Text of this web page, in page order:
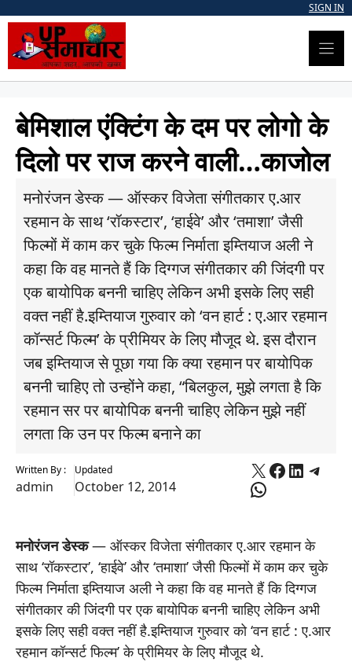
content
SIGN IN
बेमिशाल एंक्टिंग के दम पर लोगो के
दिलो पर राज करने वाली…काजोल
मनोरंजन डेस्क — ऑस्कर विजेता संगीतकार ए.आर
रहमान के साथ ‘रॉकस्टार’, ‘हाईवे’ और ‘तमाशा’ जैसी
फिल्मों में काम कर चुके फिल्म निर्माता इम्तियाज अली ने
कहा कि वह मानते हैं कि दिग्गज संगीतकार की जिंदगी पर
एक बायोपिक बननी चाहिए लेकिन अभी इसके लिए सही
वक्त नहीं है.इम्तियाज गुरुवार को ‘वन हार्ट : ए.आर रहमान
कॉन्सर्ट फिल्म’ के प्रीमियर के लिए मौजूद थे. इस दौरान
जब इम्तियाज से पूछा गया कि क्या रहमान पर बायोपिक
बननी चाहिए तो उन्होंने कहा, “बिलकुल, मुझे लगता है कि
रहमान सर पर बायोपिक बननी चाहिए लेकिन मुझे नहीं
लगता कि उन पर फिल्म बनाने का
Written By :
admin
Updated
October 12, 2014
X Facebook
WhatsApp
मनोरंजन डेस्क— ऑस्कर विजेता संगीतकार ए.आर रहमान के
साथ ‘रॉकस्टार’, ‘हाईवे’ और ‘तमाशा’ जैसी फिल्मों में काम कर चुके
फिल्म निर्माता इम्तियाज अली ने कहा कि वह मानते हैं कि दिग्गज
संगीतकार की जिंदगी पर एक बायोपिक बननी चाहिए लेकिन अभी
इसके लिए सही वक्त नहीं है.इम्तियाज गुरुवार को ‘वन हार्ट : ए.आर
रहमान कॉन्सर्ट फिल्म’ के प्रीमियर के लिए मौजूद थे.